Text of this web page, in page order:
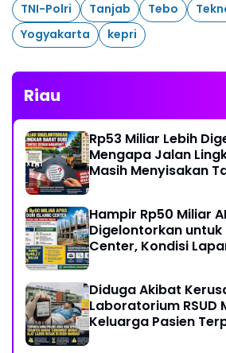
TNI-Polri
Tanjab Tebo
Yogyakarta
kepri
Riau
Rp53 Miliar Lebih
Mengapa Jalan
Masih Menyisakan
Hampir Rp50 Miliar
Digelontorkan untuk
Center, Kondisi
Diduga Akibat
Laboratorium RSUD
Keluarga Pasien